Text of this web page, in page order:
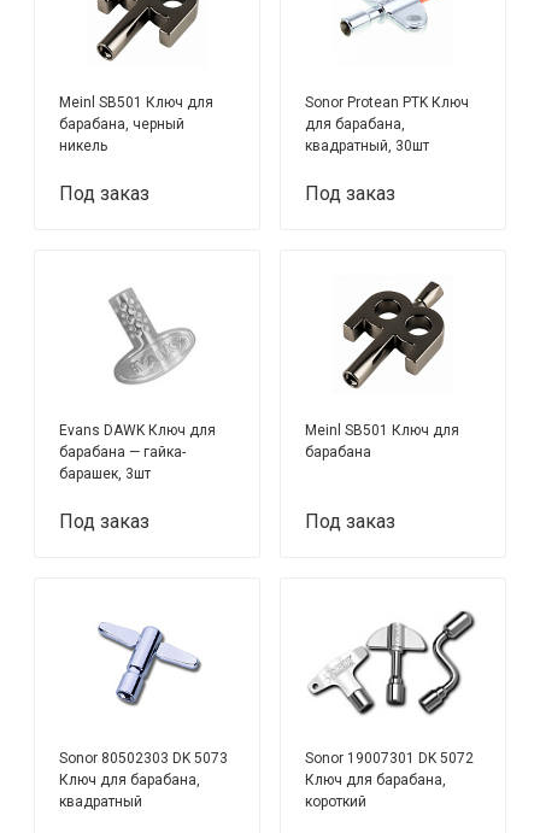
Meinl SB501 Ключ для
барабана, черный
никель
Под заказ
Sonor Protean PTK Ключ
для барабана,
квадратный, 30шт
Под заказ
Evans DAWK Ключ для
барабана — гайка-
барашек, 3шт
Под заказ
Meinl SB501 Ключ для
барабана
Под заказ
Sonor 80502303 DK 5073
Ключ для барабана,
квадратный
Sonor 19007301 DK 5072
Ключ для барабана,
короткий